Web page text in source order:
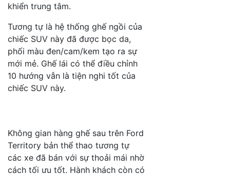
khiển trung tâm.
Tương tự là hệ thống ghế ngồi của
chiếc SUV này đã được bọc da,
phối màu đen/cam/kem tạo ra sự
mới mẻ. Ghế lái có thể điều chỉnh
10 hướng vẫn là tiện nghi tốt của
chiếc SUV này.
Không gian hàng ghế sau trên Ford
Territory bản thể thao tương tự
các xe đã bán với sự thoải mái nhờ
cách tối ưu tốt. Hành khách còn có